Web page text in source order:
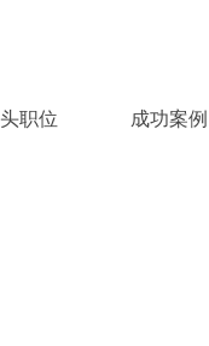
职位 成功案例